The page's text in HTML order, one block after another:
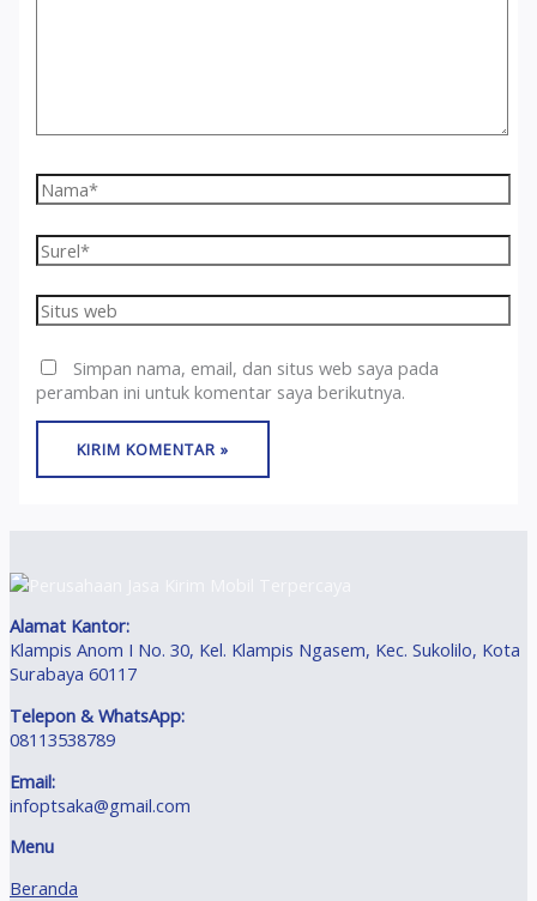
Nama*
Surel*
Situs
web
Simpan nama, email, dan situs web saya pada
peramban ini untuk komentar saya berikutnya.
Alamat Kantor:
Klampis Anom I No. 30, Kel. Klampis Ngasem, Kec. Sukolilo, Kota
Surabaya 60117
Telepon & WhatsApp:
08113538789
Email:
infoptsaka@gmail.com
Menu
Beranda